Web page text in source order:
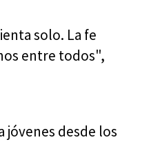
solo. La fe
entre todos",
jóvenes desde los